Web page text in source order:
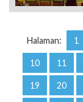
Halaman: 1
10 11
19 20